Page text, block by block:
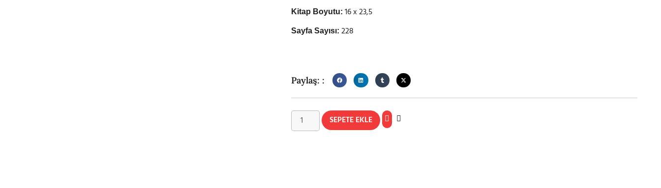
Kitap Boyutu: 16 x 23,5
Sayfa Sayısı: 228
Paylaş: :
SEPETE EKLE